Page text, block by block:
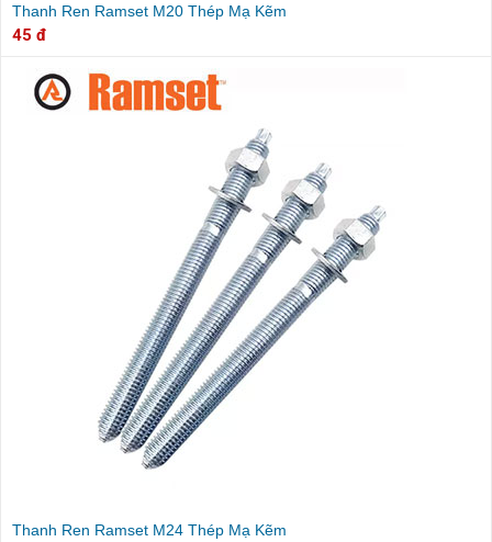
Thanh Ren Ramset M20 Thép Mạ Kẽm
45 đ
Thanh Ren Ramset M24 Thép Mạ Kẽm